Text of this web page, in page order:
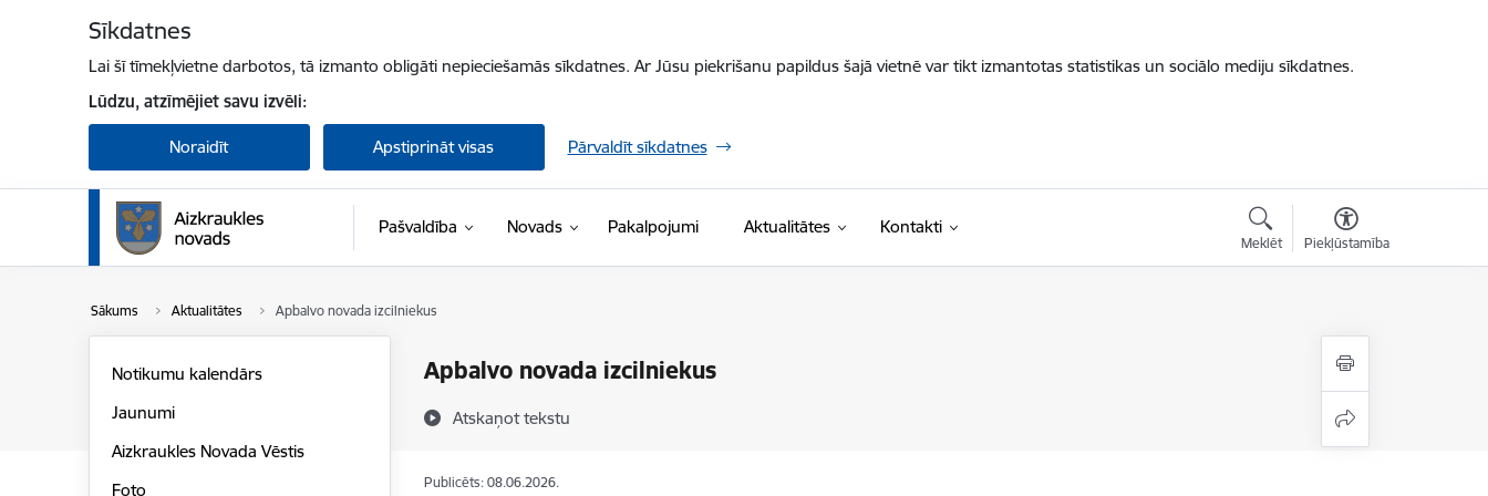
Sīkdatnes
Lai šī tīmekļvietne darbotos, tā izmanto obligāti nepieciešamās sīkdatnes. Ar Jūsu piekrišanu papildus šajā vietnē var tikt izmantotas statistikas un sociālo mediju sīkdatnes.
Lūdzu, atzīmējiet savu izvēli:
Noraidīt Apstiprināt visas Pārvaldīt sīkdatnes
Pašvaldība Novads Pakalpojumi Aktualitātes Kontakti
Meklēt Piekļūstamība
Sākums Aktualitātes Apbalvo novada izcilniekus
Apbalvo novada izcilniekus
Atskaņot tekstu
Notikumu kalendārs
Jaunumi
Aizkraukles Novada Vēstis
Foto
Publicēts: 08.06.2026.